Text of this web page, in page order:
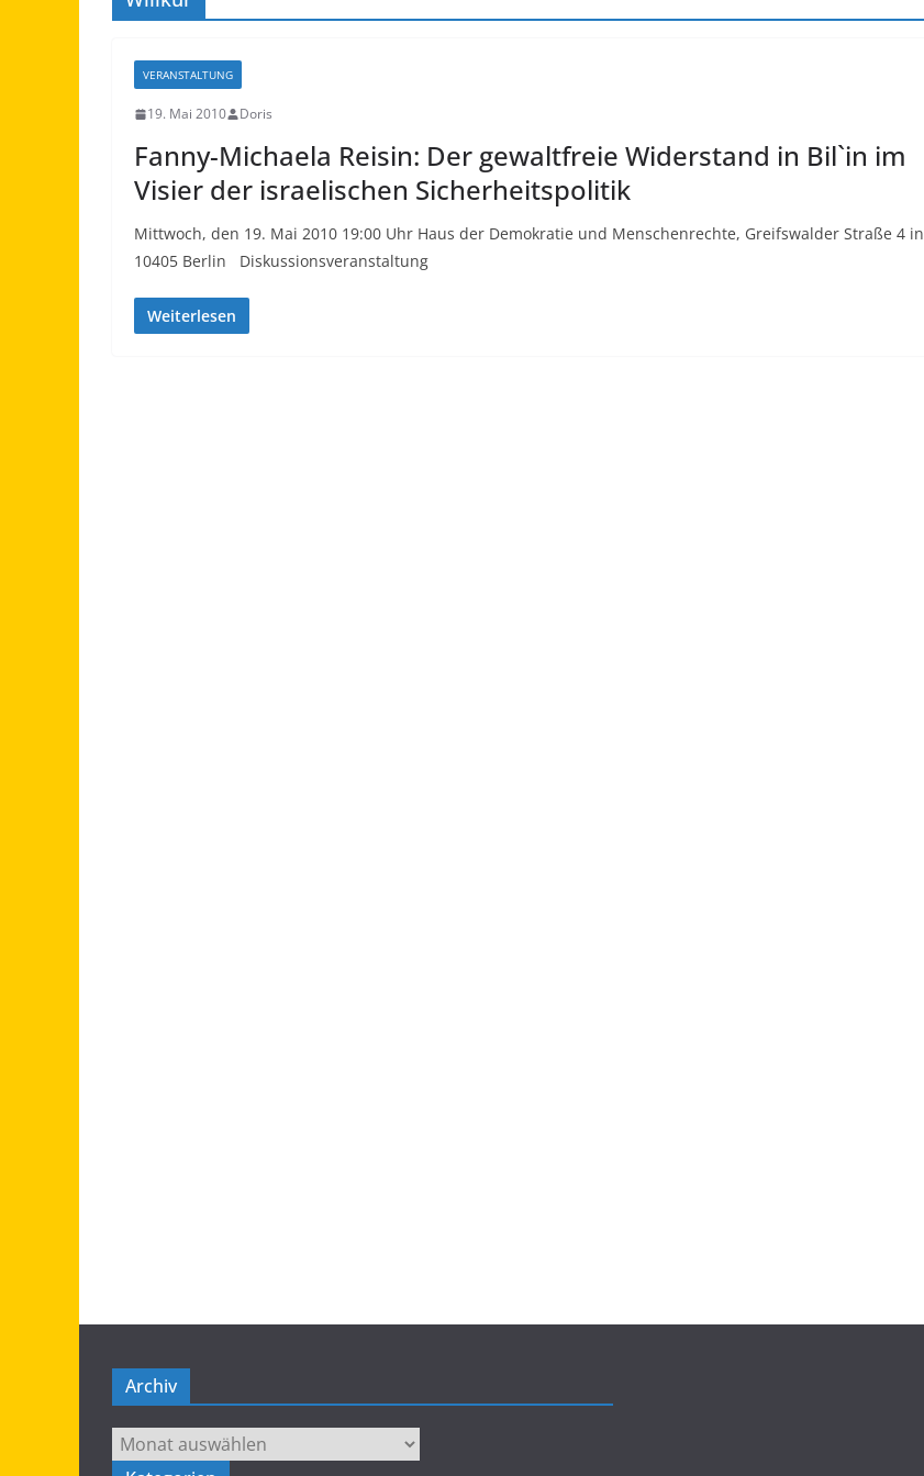
VERANSTALTUNG
19. Mai 2010 Doris
Fanny-Michaela Reisin: Der gewaltfreie Widerstand in Bil`in im
Visier der israelischen Sicherheitspolitik
Mittwoch, den 19. Mai 2010 19:00 Uhr Haus der Demokratie und Menschenrechte, Greifswalder Straße 4 in
10405 Berlin Diskussionsveranstaltung
Weiterlesen
Archiv
Archiv